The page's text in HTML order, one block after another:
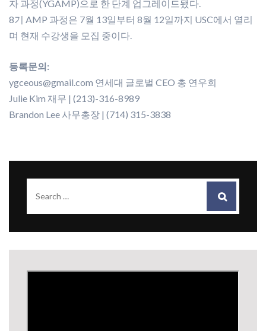
자 과정(YGAMP)으로 한 단계 업그레이드됐다.
8기 AMP 과정은 7월 13일부터 8월 12일까지 USC에서 열리
며 현재 수강생을 모집 중이다.
등록문의:
ygceous@gmail.com 연세대 글로벌 CEO 총 연우회
Julie Kim 재무 | (213)-316-8989
Brandon Lee 사무총장 | (714) 315-3838